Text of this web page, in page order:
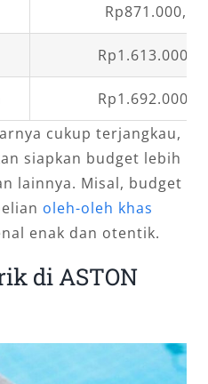
Rp871.000,00
cukup terjangkau,
siapkan budget lebih
lainnya. Misal, budget
oleh-oleh khas
enak dan otentik.
di ASTON